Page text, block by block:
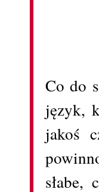
Co do
język,
jakoś